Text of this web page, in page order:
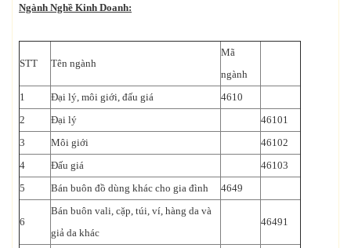
Ngành Nghề Kinh Doanh:
STT Tên ngành
Mã
ngành
1
Đại lý, môi giới, đấu giá
4610
2
Đại lý
46101
3
Môi giới
46102
4
Đấu giá
46103
5
Bán buôn đồ dùng khác cho gia đình 4649
6
Bán buôn vali, cặp, túi, ví, hàng da và
giả da khác
46491